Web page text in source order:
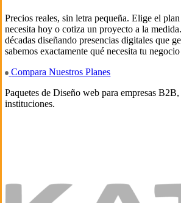
Precios reales, sin letra pequeña. Elige el
necesita hoy o cotiza un proyecto a la
décadas diseñando presencias digitales que
sabemos exactamente qué necesita tu
Compara Nuestros Planes
Paquetes de Diseño web para empresas
instituciones.